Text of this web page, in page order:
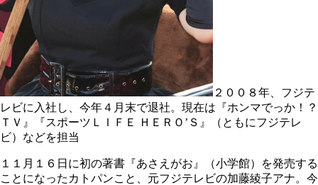
２００８年、フジテ
レビに入社し、今年４月末で退社。現在は『ホンマでっか！？
ＴＶ』『スポーツＬＩＦＥ ＨＥＲＯ’Ｓ』（ともにフジテレ
ビ）などを担当
１１月１６日に初の著書『あさえがお』（小学館）を発売する
ことになったカトパンこと、元フジテレビの加藤綾子アナ。今